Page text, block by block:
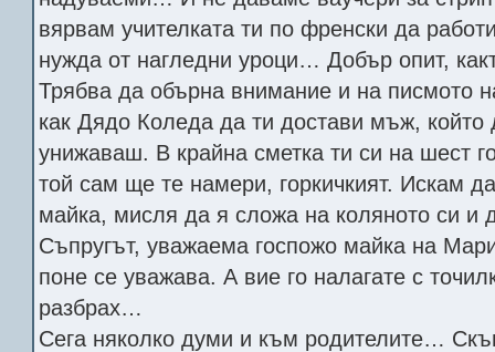
вярвам учителката ти по френски да
нужда от нагледни уроци… Добър опит,
Трябва да обърна внимание и на писмото
как Дядо Коледа да ти достави мъж,
унижаваш. В крайна сметка ти си на шест
той сам ще те намери, горкичкият. Искам
майка, мисля да я сложа на коляното си и
Съпругът, уважаема госпожо майка на
поне се уважава. А вие го налагате с
разбрах…
Сега няколко думи и към родителите…